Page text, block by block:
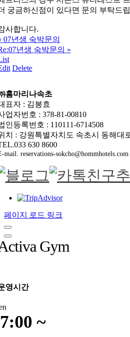
궁금하신점이 있다면 문의 부탁드
사합니다.
07년생 숙박문의
년생 숙박문의 »
Delete
홈마리나속초
표자 : 김봉효
업자번호 : 378-81-00810
인등록번호 : 110111-6714508
치 : 강원특별자치도 속초시 동해대
630 8600
mail. reservations-sokcho@hommhotels.com
페이지 로드 링크
Gym
영시간
~